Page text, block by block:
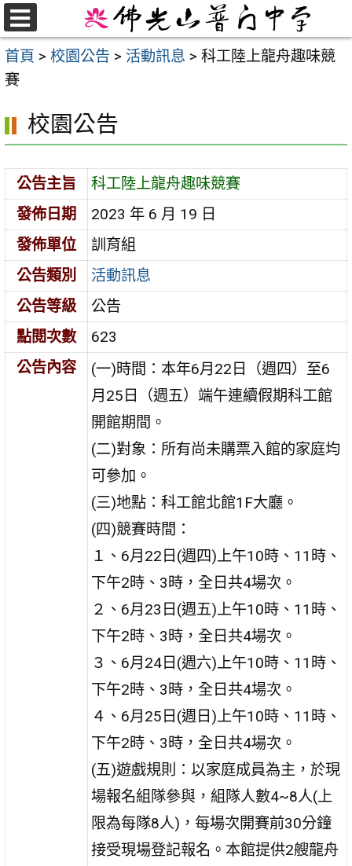
跳
至
主
要
首頁 > 校園公告 > 活動訊息 > 科工陸上龍舟趣味競
賽
校園公告
公告主旨
科工陸上龍舟趣味競賽
發佈日期
2023 年 6 月 19 日
發佈單位
訓育組
公告類別
活動訊息
公告等級
公告
點閱次數
623
公告內容
(一)時間：本年6月22日（週四）至6
月25日（週五）端午連續假期科工館
開館期間。
(二)對象：所有尚未購票入館的家庭均
可參加。
(三)地點：科工館北館1F大廳。
(四)競賽時間：
１、6月22日(週四)上午10時、11時、
下午2時、3時，全日共4場次。
２、6月23日(週五)上午10時、11時、
下午2時、3時，全日共4場次。
３、6月24日(週六)上午10時、11時、
下午2時、3時，全日共4場次。
４、6月25日(週日)上午10時、11時、
下午2時、3時，全日共4場次。
(五)遊戲規則：以家庭成員為主，於現
場報名組隊參與，組隊人數4~8人(上
限為每隊8人)，每場次開賽前30分鐘
接受現場登記報名。本館提供2艘龍舟
選
單